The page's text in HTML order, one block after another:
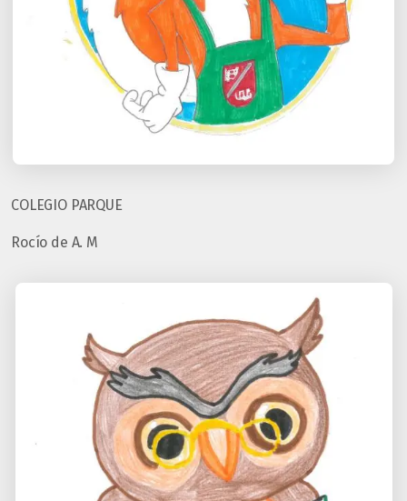
COLEGIO PARQUE
Rocío de A. M